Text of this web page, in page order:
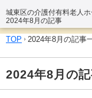
城東区の介護付有料老人
2024年8月の記事
TOP 2024年8月の記事
2024年8月の